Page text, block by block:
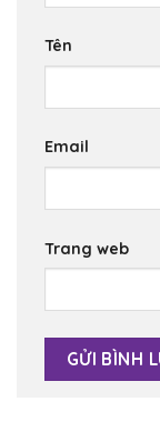
Tên
Email
Trang web